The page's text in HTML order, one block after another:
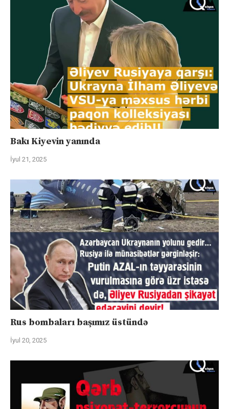
Bakı Kiyevin yanında
İyul 21, 2025
Rus bombaları başımız üstündə
İyul 20, 2025